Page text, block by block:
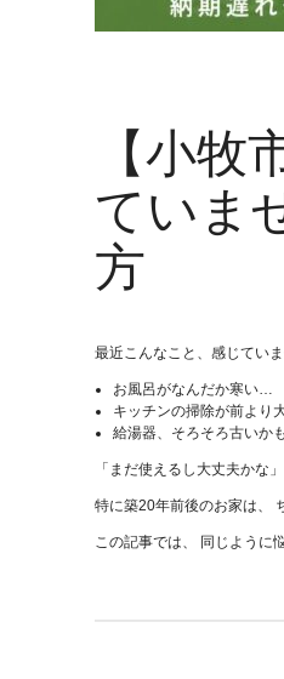
【小
ていま
方
最近こんなこと、感じてい
お風呂がなんだか寒い…
キッチンの掃除が前より
給湯器、そろそろ古いか
「まだ使えるし大丈夫かな
特に築20年前後のお家は、
この記事では、 同じように